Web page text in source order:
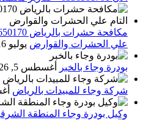
علي الحشرات والقوارض يوليو 16, 2025
بودرة وجاء بالخبر أغسطس 5, 2026
شركة وجاء للمبيدات بالرياض
وكيل بودرة وجاء المنطقة